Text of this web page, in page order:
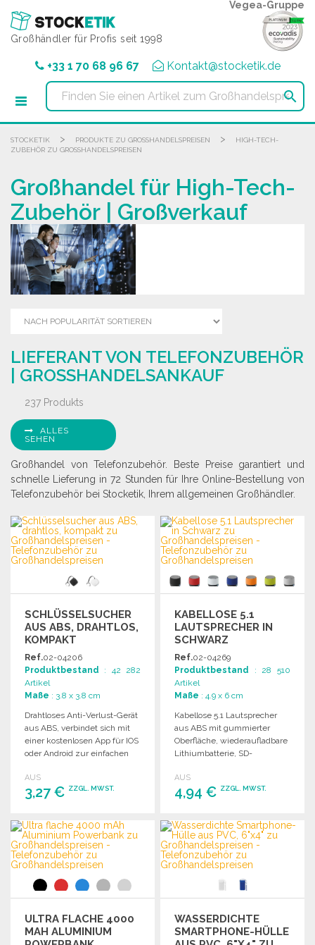
Großhändler für Profis seit 1998
Vegea-Gruppe
+33 1 70 68 96 67 Kontakt@stocketik.de

STOCKETIK > PRODUKTE ZU GROSSHANDELSPREISEN >
HIGH-TECH-
ZUBEHÖR ZU GROSSHANDELSPREISEN
Großhandel für High-Tech-
Zubehör | Großverkauf
LIEFERANT VON TELEFONZUBEHÖR
| GROSSHANDELSANKAUF
237 Produkts
ALLES
SEHEN
Großhandel von Telefonzubehör. Beste Preise garantiert und
schnelle Lieferung in 72 Stunden für Ihre Online-Bestellung von
Telefonzubehör bei Stocketik, Ihrem allgemeinen Großhändler.
SCHLÜSSELSUCHER
AUS ABS, DRAHTLOS,
KOMPAKT
Ref.02-04206
Produktbestand : 42 282
Artikel
Maße : 3.8 x 3.8 cm
Drahtloses Anti-Verlust-Gerät
aus ABS, verbindet sich mit
einer kostenlosen App für IOS
oder Android zur einfachen
AUS
3,27 € ZZGL. MWST.
BESTELLEN
Angebot anfordern
KABELLOSE 5.1
LAUTSPRECHER IN
SCHWARZ
Ref.02-04269
Produktbestand : 28 510
Artikel
Maße : 4.9 x 6 cm
Kabellose 5.1 Lautsprecher
aus ABS mit gummierter
Oberfläche, wiederaufladbare
Lithiumbatterie, SD-
AUX/USB-Kabel.
Freisprechfunktion.
AUS
4,94 € ZZGL. MWST.
BESTELLEN
Angebot anfordern
ULTRA FLACHE 4000
MAH ALUMINIUM
WASSERDICHTE
SMARTPHONE-HÜLLE